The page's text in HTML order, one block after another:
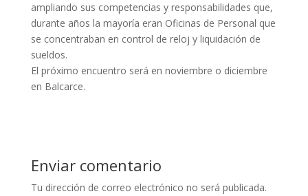
ampliando sus competencias y responsabilidades que,
durante años la mayoría eran Oficinas de Personal que
se concentraban en control de reloj y liquidación de
sueldos.
El próximo encuentro será en noviembre o diciembre
en Balcarce.
Enviar comentario
Tu dirección de correo electrónico no será publicada.